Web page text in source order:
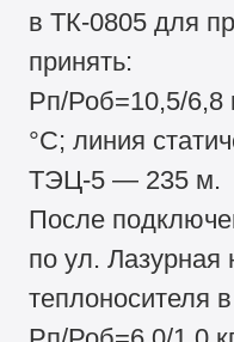
в ТК-0805 для
принять:
Рп/Роб=10,5/6,8
°С; линия
ТЭЦ-5 — 235 м.
После
по ул.
теплоносителя